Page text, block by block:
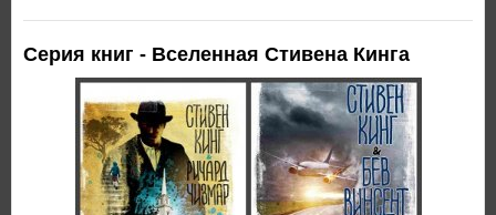
Серия книг - Вселенная Стивена Кинга